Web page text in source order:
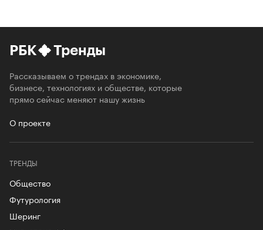
РБК Тренды
Рассказываем о трендах в экономике,
бизнесе, технологиях и обществе, которые
прямо сейчас меняют нашу жизнь
О проекте
ТРЕНДЫ
Общество
Футурология
Шеринг